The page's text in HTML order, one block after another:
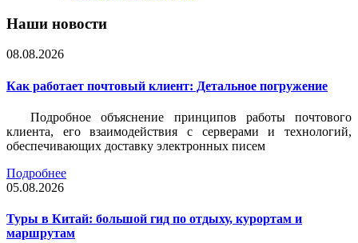
Наши новости
08.08.2026
Как работает почтовый клиент: Детальное погружение
Подробное объяснение принципов работы почтового
клиента, его взаимодействия с серверами и технологий,
обеспечивающих доставку электронных писем
Подробнее
05.08.2026
Туры в Китай: большой гид по отдыху, курортам и
маршрутам